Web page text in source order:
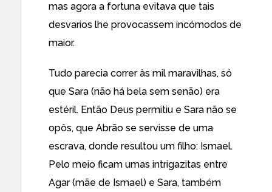
mas agora a fortuna evitava que tais
desvarios lhe provocassem incómodos de
maior.
Tudo parecia correr às mil maravilhas, só
que Sara (não há bela sem senão) era
estéril. Então Deus permitiu e Sara não se
opôs, que Abrão se servisse de uma
escrava, donde resultou um filho: Ismael.
Pelo meio ficam umas intrigazitas entre
Agar (mãe de Ismael) e Sara, também